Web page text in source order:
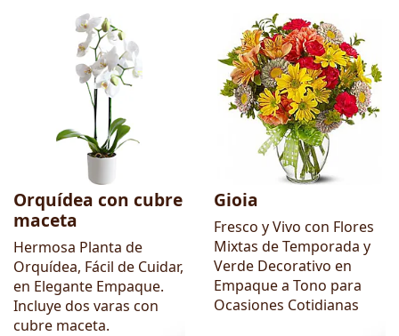
Orquídea con cubre
maceta
Hermosa Planta de
Orquídea, Fácil de Cuidar,
en Elegante Empaque.
Incluye dos varas con
cubre maceta.
Gioia
Fresco y Vivo con Flores
Mixtas de Temporada y
Verde Decorativo en
Empaque a Tono para
Ocasiones Cotidianas